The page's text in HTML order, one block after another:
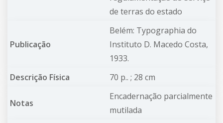
de terras do estado
Publicação
Belém: Typographia do
Instituto D. Macedo Costa,
1933.
Descrição Física
70 p.. ; 28 cm
Notas
Encadernação parcialmente
mutilada